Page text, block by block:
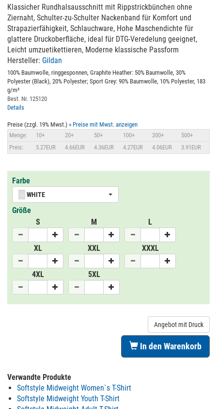
Klassicher Rundhalsausschnitt mit Rippstrickbünchen ohne
Ziernaht, Schulter-zu-Schulter Nackenband für Komfort und
Strapazierfähigkeit, Schlauchware, Hohe Maschendichte für
glattere Druckoberfläche, ideal für DTG-Veredelung geeignet,
Leicht umzuetikettieren, Moderne klassische Passform
Hersteller: Gildan
100% Baumwolle, ringgesponnen, Graphite Heather: 50% Baumwolle, 30%
Polyester (Black), 20% Polyester; Sport Grey: 90% Baumwolle, 10% Polyester, 183
g/m²
Best. Nr. 125120
Details
Preise (zzgl. 19% Mwst.) » Preise mit Mwst. anzeigen
Menge:
10+ 20+ 50+ 100+ 200+
500+
Preis:
5.27EUR 4.66EUR 4.36EUR 4.27EUR 4.06EUR 3.91EUR
Farbe
WHITE
Größe
S
M L
XL XXL XXXL
4XL 5XL
Angebot mit Druck
In den Warenkorb
Verwandte Produkte
Softstyle Midweight Women`s T-Shirt
Softstyle Midweight Youth T-Shirt